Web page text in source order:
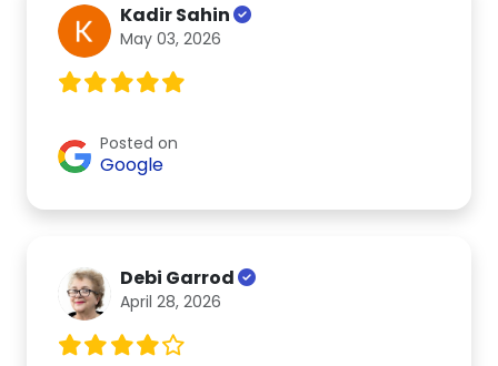
Kadir Sahin
May 03, 2026
Posted on
Google
Debi Garrod
April 28, 2026